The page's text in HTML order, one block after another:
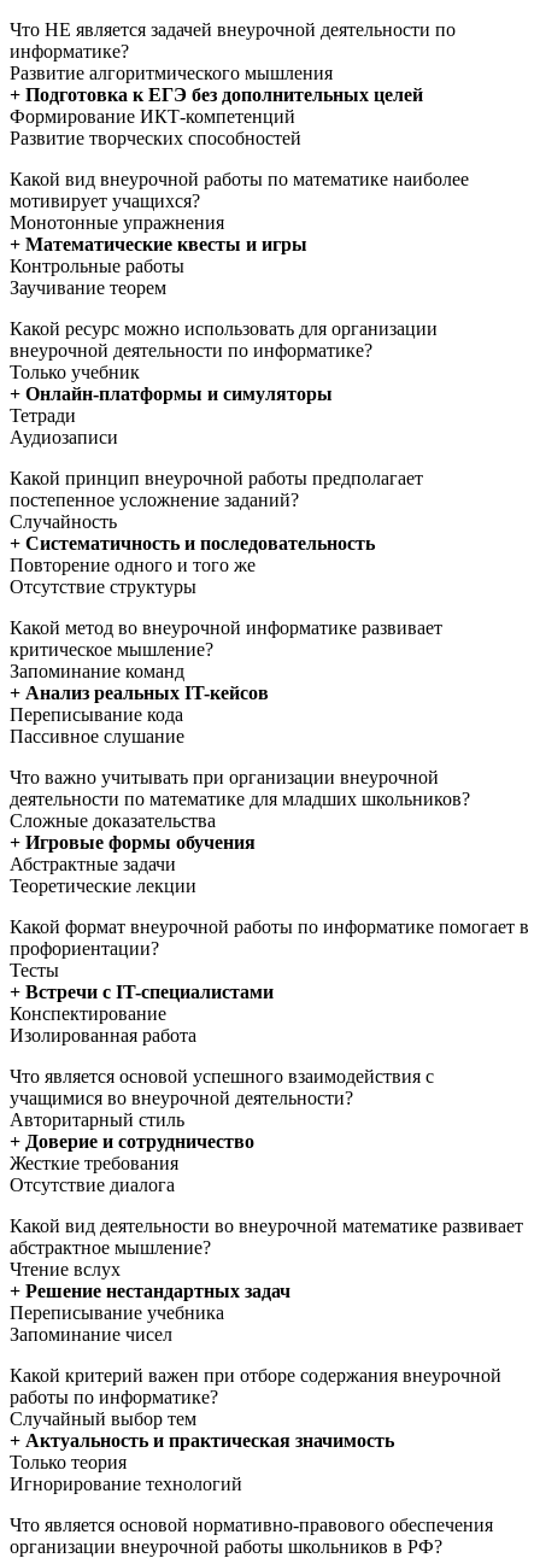
Что НЕ является задачей внеурочной деятельности по
информатике?
Развитие алгоритмического мышления
+ Подготовка к ЕГЭ без дополнительных целей
Формирование ИКТ-компетенций
Развитие творческих способностей
Какой вид внеурочной работы по математике наиболее
мотивирует учащихся?
Монотонные упражнения
+ Математические квесты и игры
Контрольные работы
Заучивание теорем
Какой ресурс можно использовать для организации
внеурочной деятельности по информатике?
Только учебник
+ Онлайн-платформы и симуляторы
Тетради
Аудиозаписи
Какой принцип внеурочной работы предполагает
постепенное усложнение заданий?
Случайность
+ Систематичность и последовательность
Повторение одного и того же
Отсутствие структуры
Какой метод во внеурочной информатике развивает
критическое мышление?
Запоминание команд
+ Анализ реальных IT-кейсов
Переписывание кода
Пассивное слушание
Что важно учитывать при организации внеурочной
деятельности по математике для младших школьников?
Сложные доказательства
+ Игровые формы обучения
Абстрактные задачи
Теоретические лекции
Какой формат внеурочной работы по информатике помогает в
профориентации?
Тесты
+ Встречи с IT-специалистами
Конспектирование
Изолированная работа
Что является основой успешного взаимодействия с
учащимися во внеурочной деятельности?
Авторитарный стиль
+ Доверие и сотрудничество
Жесткие требования
Отсутствие диалога
Какой вид деятельности во внеурочной математике развивает
абстрактное мышление?
Чтение вслух
+ Решение нестандартных задач
Переписывание учебника
Запоминание чисел
Какой критерий важен при отборе содержания внеурочной
работы по информатике?
Случайный выбор тем
+ Актуальность и практическая значимость
Только теория
Игнорирование технологий
Что является основой нормативно-правового обеспечения
организации внеурочной работы школьников в РФ?